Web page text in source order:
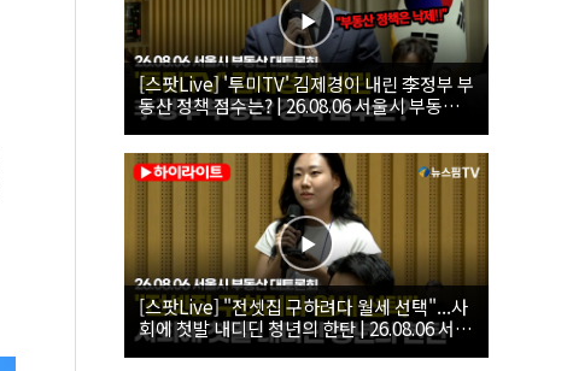
[스팟Live] '투미TV' 김제경이 내린 李정부 부
동산 정책 점수는? | 26.08.06 서울시 부동산
대토론회
[스팟Live] "전셋집 구하려다 월세 선택"...사
회에 첫발 내디딘 청년의 한탄 | 26.08.06 서울
시 부동산 대토론회